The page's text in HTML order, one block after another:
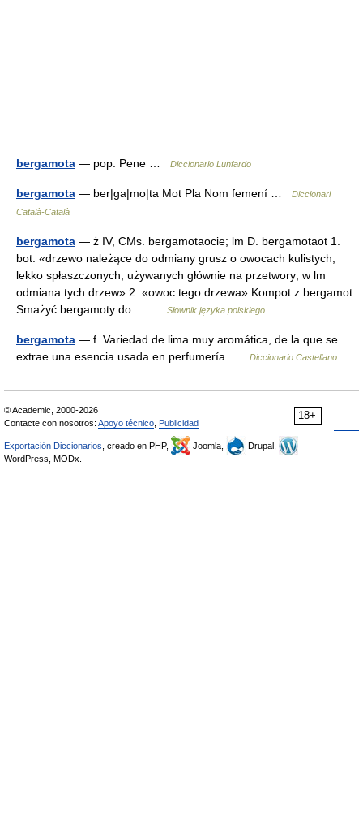
bergamota — pop. Pene … Diccionario Lunfardo
bergamota — ber|ga|mo|ta Mot Pla Nom femení …
Diccionari
Català-Català
bergamota — ż IV, CMs. bergamotaocie; lm D. bergamotaot 1.
bot. «drzewo należące do odmiany grusz o owocach kulistych,
lekko spłaszczonych, używanych głównie na przetwory; w lm
odmiana tych drzew» 2. «owoc tego drzewa» Kompot z bergamot.
Smażyć bergamoty do… …
Słownik języka polskiego
bergamota — f. Variedad de lima muy aromática, de la que se
extrae una esencia usada en perfumería …
Diccionario Castellano
18+
© Academic, 2000-2026
Contacte con nosotros: Apoyo técnico Publicidad
Exportación Diccionarios , creado en PHP, Joomla,
Drupal,
WordPress, MODx.